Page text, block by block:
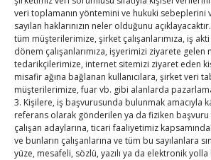
veri toplamanın yöntemini ve hukuki sebeplerini
sayılan haklarınızın neler olduğunu
tüm müşterilerimize, şirket çalışanlarımıza, iş
dönem çalışanlarımıza, işyerimizi ziyarete
tedarikçilerimize, internet sitemizi ziyaret eden
misafir ağına bağlanan kullanıcılara, şirket veri
müşterilerimize, fuar vb. gibi alanlarda
3. Kişilere, iş başvurusunda bulunmak amacıyla
referans olarak gönderilen ya da fiziken
çalışan adaylarına, ticari faaliyetimiz
ve bunların çalışanlarına ve tüm bu sayılanlara
yüze, mesafeli, sözlü, yazılı ya da elektronik
Diren ailesine taziye ziyareti
ByTUTSOon Ağu 4, 2026
Hisarcıklıoğlu, Ardahan Üniversitesi
Emiroğlu’nu kabul etti
ByTUTSOon Ağu 4, 2026